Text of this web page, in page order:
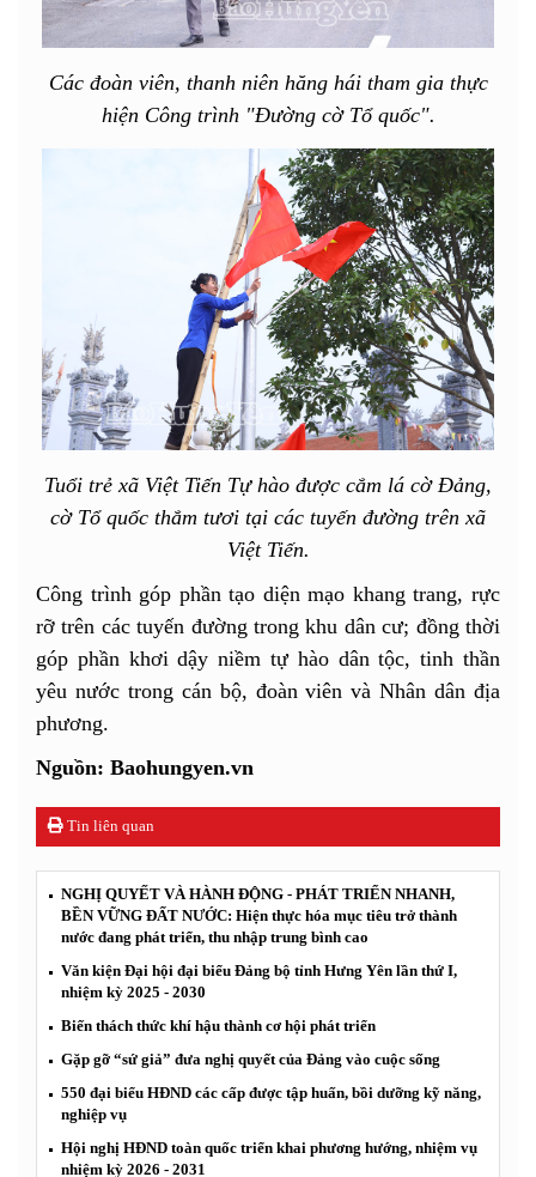
Các đoàn viên, thanh niên hăng hái tham gia thực
hiện Công trình "Đường cờ Tổ quốc".
Tuổi trẻ xã Việt Tiến Tự hào được cắm lá cờ Đảng,
cờ Tổ quốc thắm tươi tại các tuyến đường trên xã
Việt Tiến.
Công trình góp phần tạo diện mạo khang trang, rực
rỡ trên các tuyến đường trong khu dân cư; đồng thời
góp phần khơi dậy niềm tự hào dân tộc, tinh thần
yêu nước trong cán bộ, đoàn viên và Nhân dân địa
phương.
Nguồn: Baohungyen.vn
Tin liên quan
NGHỊ QUYẾT VÀ HÀNH ĐỘNG - PHÁT TRIỂN NHANH,
BỀN VỮNG ĐẤT NƯỚC: Hiện thực hóa mục tiêu trở thành
nước đang phát triển, thu nhập trung bình cao
Văn kiện Đại hội đại biểu Đảng bộ tỉnh Hưng Yên lần thứ I,
nhiệm kỳ 2025 - 2030
Biến thách thức khí hậu thành cơ hội phát triển
Gặp gỡ “sứ giả” đưa nghị quyết của Đảng vào cuộc sống
550 đại biểu HĐND các cấp được tập huấn, bồi dưỡng kỹ năng,
nghiệp vụ
Hội nghị HĐND toàn quốc triển khai phương hướng, nhiệm vụ
nhiệm kỳ 2026 - 2031